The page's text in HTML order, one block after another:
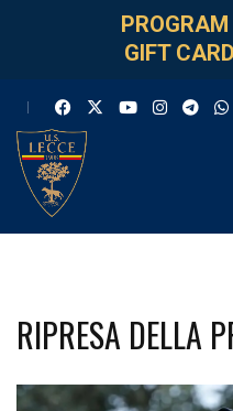
PROGRAM
GIFT
RIPRESA DELLA